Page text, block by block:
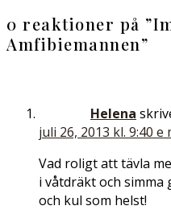
0 reaktioner på ”
Amfibiemannen”
Helena
juli 26, 2013 kl. 9:40 e
Vad roligt att tävla
i våtdräkt och
och kul som helst!